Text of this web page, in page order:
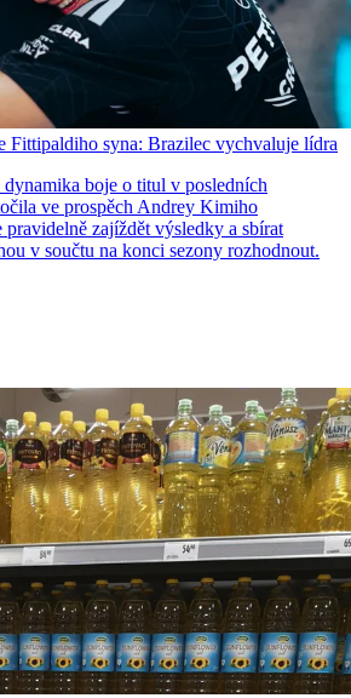
Fittipaldiho syna: Brazilec vychvaluje lídra
dynamika boje o titul v posledních
ve prospěch Andrey Kimiho
zajíždět výsledky a sbírat
v součtu na konci sezony rozhodnout.